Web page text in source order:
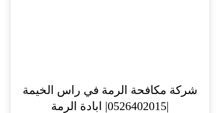
شركة مكافحة الرمة في راس الخيمة
|0526402015| ابادة الرمة